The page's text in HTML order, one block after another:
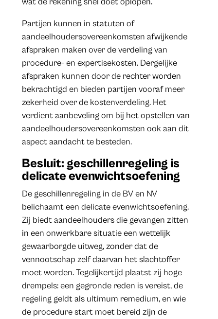
Partijen kunnen in statuten of
aandeelhoudersovereenkomsten afwijkende
afspraken maken over de verdeling van
procedure- en expertisekosten. Dergelijke
afspraken kunnen door de rechter worden
bekrachtigd en bieden partijen vooraf meer
zekerheid over de kostenverdeling. Het
verdient aanbeveling om bij het opstellen van
aandeelhoudersovereenkomsten ook aan dit
aspect aandacht te besteden.
Besluit: geschillenregeling is
delicate evenwichtsoefening
De geschillenregeling in de BV en NV
belichaamt een delicate evenwichtsoefening.
Zij biedt aandeelhouders die gevangen zitten
in een onwerkbare situatie een wettelijk
gewaarborgde uitweg, zonder dat de
vennootschap zelf daarvan het slachtoffer
moet worden. Tegelijkertijd plaatst zij hoge
drempels: een gegronde reden is vereist, de
regeling geldt als ultimum remedium, en wie
de procedure start moet bereid zijn de